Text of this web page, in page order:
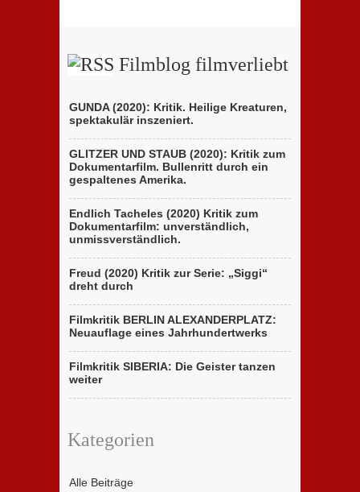
Filmblog filmverliebt
GUNDA (2020): Kritik. Heilige Kreaturen,
spektakulär inszeniert.
GLITZER UND STAUB (2020): Kritik zum
Dokumentarfilm. Bullenritt durch ein
gespaltenes Amerika.
Endlich Tacheles (2020) Kritik zum
Dokumentarfilm: unverständlich,
unmissverständlich.
Freud (2020) Kritik zur Serie: „Siggi“
dreht durch
Filmkritik BERLIN ALEXANDERPLATZ:
Neuauflage eines Jahrhundertwerks
Filmkritik SIBERIA: Die Geister tanzen
weiter
Kategorien
Alle Beiträge